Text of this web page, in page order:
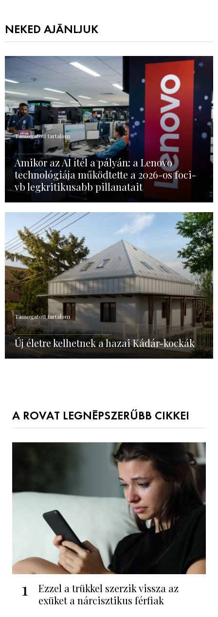
NEKED AJÁNLJUK
Támogatott tartalom
Amikor az AI ítél a pályán: a Lenovo
technológiája működtette a 2026-os foci-
vb legkritikusabb pillanatait
Támogatott tartalom
Új életre kelhetnek a hazai Kádár-kockák
A ROVAT LEGNÉPSZERŰBB CIKKEI
1
Ezzel a trükkel szerzik vissza az
exüket a nárcisztikus férfiak